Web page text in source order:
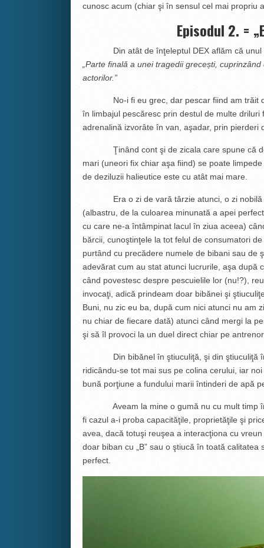
cunosc acum (chiar şi în sensul cel mai propriu
Episodul 2. =
Din atât de înţeleptul DEX aflăm că unul
„Parte finală a unei tragedii grecești,
actorilor.”
No-i fi eu grec, dar pescar fiind am trăit
în limbajul pescăresc prin destul de multe
adrenalină izvorâte în van, aşadar, prin pierderi
Ţinând cont şi de zicala care spune că de
mari (uneori fix chiar aşa fiind) se poate
de deziluzii halieutice este cu atât mai mare.
Era o zi de vară târzie atunci, o zi nobilă şi
(albastru, de la culoarea minunată a apei
cu care ne-a întâmpinat lacul în ziua aceea)
bărcii, cunoştinţele la tot felul de consumatori
purtând cu precădere numele de bibani sau de
adevărat cum au stat atunci lucrurile, aşa după
când povestesc despre pescuielile lor (nu!?),
invocaţi, adică prindeam doar bibănei şi
Buni, nu zic eu ba, după cum nici atunci nu
nu chiar de fiecare dată) atunci când mergi la
şi să îl provoci la un duel direct chiar pe
Din bibănel în ştiuculiţă, şi din ştiuculiţă în
ridicându-se tot mai sus pe colina cerului, iar
bună porţiune a fundului marii întinderi de apă
Aveam la mine o gumă nu cu mult timp în
fi cazul a-i proba capacităţile, proprietăţile şi
avea, dacă totuşi reuşea a interacţiona cu
doar biban cu „B” sau o ştiucă în toată
perfect.